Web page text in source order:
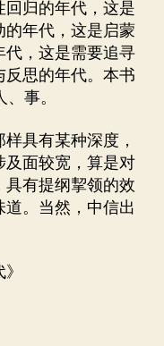
归的年代，这是
年代，这是启蒙
，这是需要追寻
思的年代。本书
事。
具有某种深度，
面较宽，算是对
有提纲挈领的效
。当然，中信出